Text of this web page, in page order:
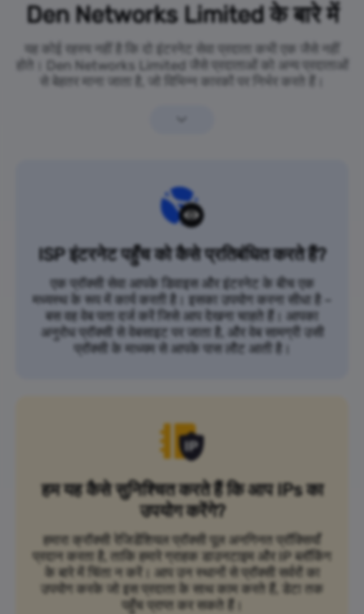
Den Networks Limited के बारे में
यह कोई रहस्य नहीं है कि दो इंटरनेट सेवा प्रदाता कभी एक जैसे नहीं
होते। Den Networks Limited जैसे प्रदाताओं को अन्य प्रदाताओं
से बेहतर माना जाता है, जो विभिन्न कारकों पर निर्भर करते हैं।
ISP इंटरनेट पहुँच को कैसे प्रतिबंधित करते हैं?
एक प्रॉक्सी सेवा आपके डिवाइस और इंटरनेट के बीच एक
मध्यस्थ के रूप में कार्य करती है। इसका उपयोग करना सीधा है –
बस वह वेब पता दर्ज करें जिसे आप देखना चाहते हैं। आपका
अनुरोध प्रॉक्सी से वेबसाइट पर जाता है, और वेब सामग्री उसी
प्रॉक्सी के माध्यम से आपके पास लौट आती है।
हम यह कैसे सुनिश्चित करते हैं कि आप IPs का
उपयोग करेंगे?
हमारा क्रॉक्सी रेजिडेंशियल प्रॉक्सी पूल अनगिनत प्रॉक्सियाँ
प्रदान करता है, ताकि हमारे ग्राहक डाउनटाइम और IP ब्लॉकिंग
के बारे में चिंता न करें। आप उन स्थानों से प्रॉक्सी सर्वरों का
उपयोग करके जो इस प्रदाता के साथ काम करते हैं, डेटा तक
पहुँच प्राप्त कर सकते हैं।